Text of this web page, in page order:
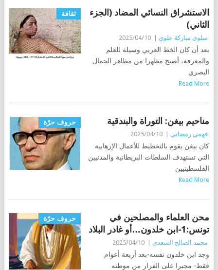
ثقافة
الاستشراق النسائي المضاد (الجزء
الثاني)
سلوى مباركة علوي 2025/04/10
بعد أن كان الخط العربي وسيلة للعلم
والمعرفة، أصبح مظهرا من مظاهر الجمال
البصري
Read More
حروف حرّة مناحيم بيغن: التوراة والبندقية
فهمي رمضاني 2025/04/10
كان بيغن يقوم بالتخطيط للأعمال الإرهابية
التي تستهدف السلطات البريطانية والمدنيين
الفلسطينيين
Read More
حروف حرّة
محن العلماء والمصلحين في
تونس:1-ابن خلدون…أو غادر البلاد
محمد الصالح السعدي 2025/04/10
وجد ابن خلدون نفسه-بعد أربعة أعوام
فقط- مجبرا على الفرار من موطنه